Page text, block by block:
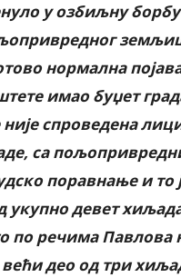
у озбиљну
нормална
имао буџет
спроведена
са
поравнање и то
укупно девет
по речима Павлова
део од три